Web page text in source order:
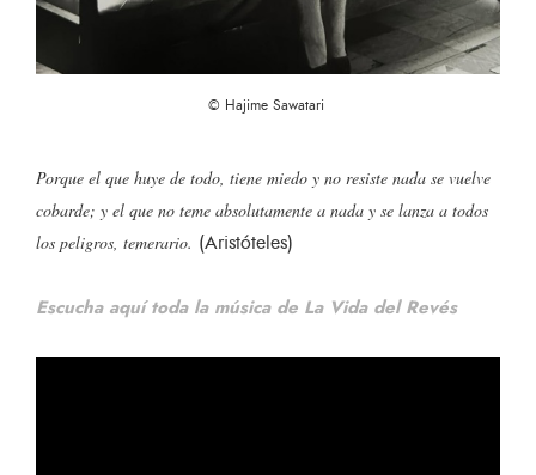
© Hajime Sawatari
Porque el que huye de todo, tiene miedo y no resiste nada se vuelve
cobarde; y el que no teme absolutamente a nada y se lanza a todos
los peligros, temerario. (Aristóteles)
Escucha aquí toda la música de La Vida del Revés